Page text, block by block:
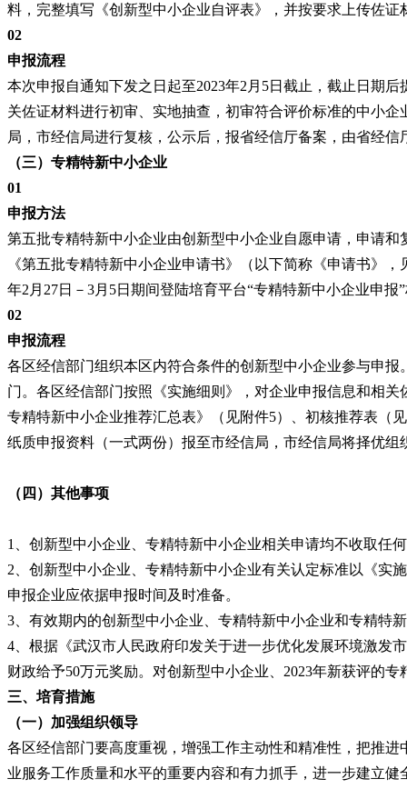
料，完整填写《创新型中小企业自评表》，并按要求上传佐证
02
申报流程
本次申报自通知下发之日起至2023年2月5日截止，截止日期
关佐证材料进行初审、实地抽查，初审符合评价标准的中小
局，市经信局进行复核，公示后，报省经信厅备案，由省经信
（三）专精特新中小企业
01
申报方法
第五批专精特新中小企业由创新型中小企业自愿申请，申请
《第五批专精特新中小企业申请书》（以下简称《申请书》，
年2月27日－3月5日期间登陆培育平台“专精特新中小企业申
02
申报流程
各区经信部门组织本区内符合条件的创新型中小企业参与申
门。各区经信部门按照《实施细则》，对企业申报信息和相
专精特新中小企业推荐汇总表》（见附件5）、初核推荐表（
纸质申报资料（一式两份）报至市经信局，市经信局将择优
（四）其他事项
1
创新型中小企业、专精特新中小企业相关申请均不收取任
2
创新型中小企业、专精特新中小企业有关认定标准以《实
申报企业应依据申报时间及时准备。
3
有效期内的创新型中小企业、专精特新中小企业和专精特新
4
根据《武汉市人民政府印发关于进一步优化发展环境激发
财政给予50万元奖励。对创新型中小企业、2023年新获评的
三、培育措施
（一）加强组织领导
各区经信部门要高度重视，增强工作主动性和精准性，把推
业服务工作质量和水平的重要内容和有力抓手，进一步建立